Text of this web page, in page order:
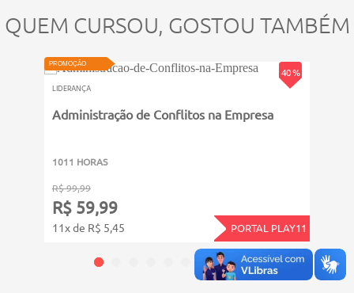
QUEM CURSOU, GOSTOU TAMBÉM
40 %
PROMOÇÃO
LIDERANÇA
Administração de Conflitos na Empresa
1011 HORAS
R$ 99,99
R$ 59,99
11x de R$ 5,45 PORTAL PLAY11